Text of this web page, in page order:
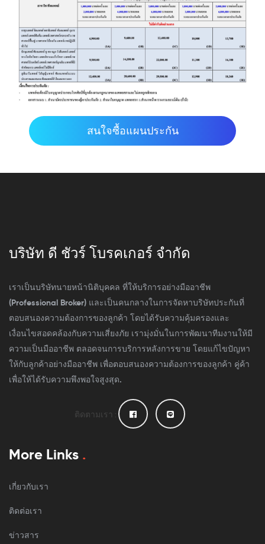
สนใจซื้อแผนประกัน
บริษัท ดี ชัวร์ โบรคเกอร์ จำกัด
เราเป็นบริษัทนายหน้านิติบุคคล ที่ให้บริการอย่างมืออาชีพ
(Professional Broker) และเป็นคนกลางในการจัดหาบริษัทประกันที่
ตอบสนองความต้องการของลูกค้า โดยได้รับความคุ้มครองและ
เงื่อนไขสอดคล้องกับความเสี่ยงภัย เรามุ่งมั่นในการพัฒนาทีมงานให้มี
ความเป็นมืออาชีพ ตลอดจนการบริการหลังการขาย โดยแก้ไขปัญหา
ให้กับลูกค้าอย่างมืออาชีพ เพื่อตอบสนองความต้องการของลูกค้า คู่ค้า
เพื่อให้ได้รับความพึงพอใจสูงสุด.
ติดตามเรา :
More Links .
เกี่ยวกับเรา
ติดต่อเรา
ข่าวสาร